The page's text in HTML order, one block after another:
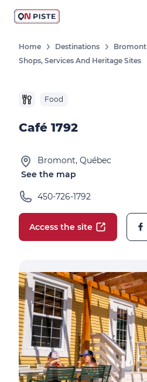
Home Destinations
Bromont
Shops, Services And Heritage Sites
Food
Café 1792
Bromont, Québec
See the map
450-726-1792
Access the site